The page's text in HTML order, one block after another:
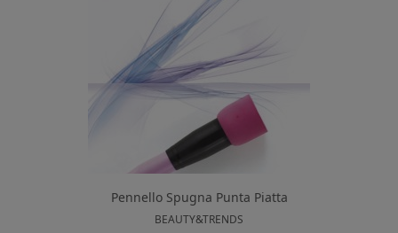
Pennello Spugna Punta Piatta
BEAUTY&TRENDS